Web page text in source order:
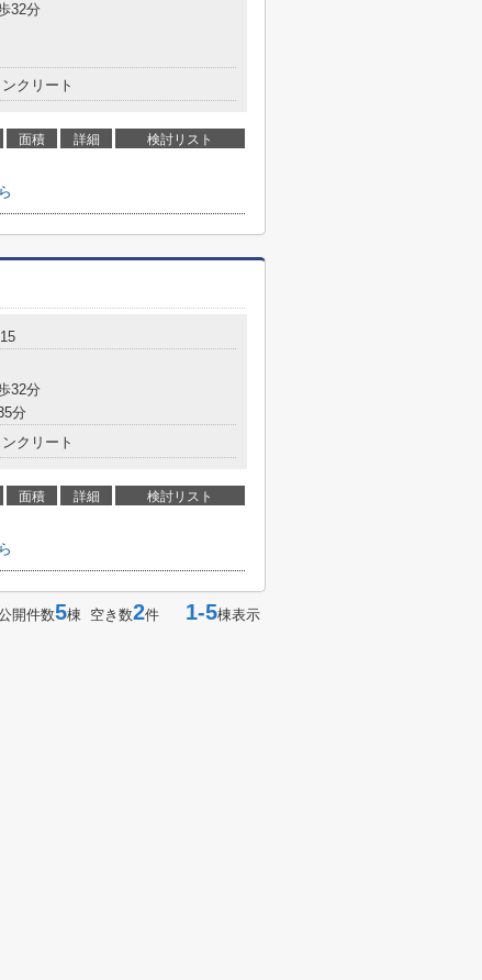
32分
クリート
面積 詳細 検討リスト
32分
分
クリート
面積 詳細 検討リスト
開件数5棟 空き数2件 1-5棟表示